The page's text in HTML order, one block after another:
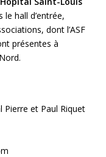
le hall d’entrée,
dont l’ASF
présentes à
Pierre et Paul Riquet